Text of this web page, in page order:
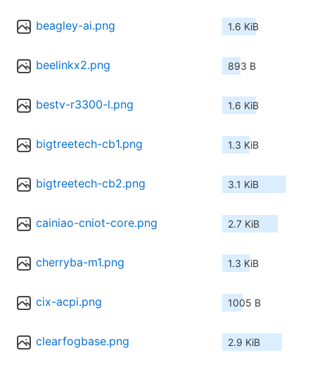
beagley-ai.png 1.6 KiB
beelinkx2.png 893 B
bestv-r3300-l.png 1.6 KiB
bigtreetech-cb1.png 1.3 KiB
bigtreetech-cb2.png 3.1 KiB
cainiao-cniot-core.png 2.7 KiB
cherryba-m1.png 1.3 KiB
cix-acpi.png 1005 B
clearfogbase.png 2.9 KiB